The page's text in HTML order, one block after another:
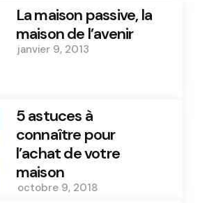
La maison passive, la
maison de l’avenir
janvier 9, 2013
5 astuces à
connaître pour
l’achat de votre
maison
octobre 9, 2018